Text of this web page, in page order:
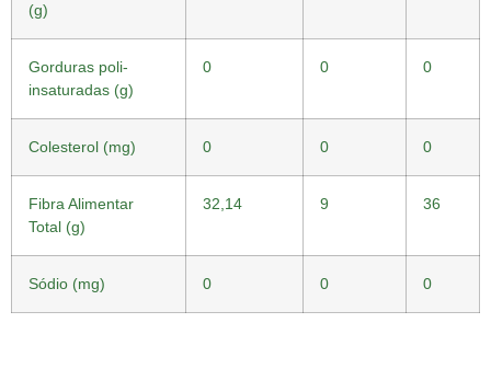
(g)
Gorduras poli-
insaturadas (g)
0 0 0
Colesterol (mg) 0 0 0
Fibra Alimentar
Total (g)
32,14 9 36
Sódio (mg) 0 0 0